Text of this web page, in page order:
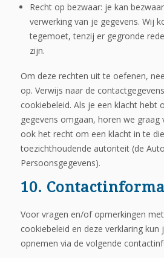
Recht op bezwaar: je kan
verwerking van je gegevens. Wij
tegemoet, tenzij er gegronde
zijn.
Om deze rechten uit te oefenen,
op. Verwijs naar de
cookiebeleid. Als je een klacht hebt
gegevens omgaan, horen we
ook het recht om een klacht in te
toezichthoudende autoriteit (de
Persoonsgegevens).
10.
Voor vragen en/of opmerkingen
cookiebeleid en deze verklaring
opnemen via de volgende